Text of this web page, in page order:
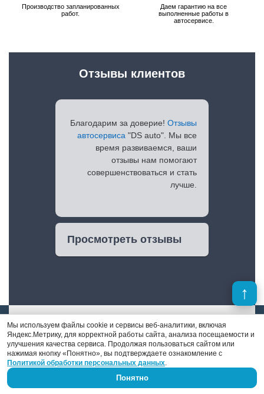
Производство запланированных
работ.
Даем гарантию на все
выполненные работы в
автосервисе.
Благодарим за доверие! Отзывы
автосервиса "DS auto". Мы все
время развиваемся, ваши
отзывы нам помогают
совершенствоваться и стать
лучше.
Просмотреть отзывы
Отзывы клиентов
Денис Поршнев
Мы используем файлы cookie и сервисы веб-аналитики, включая
Яндекс.Метрику, для корректной работы сайта, анализа посещаемости и
улучшения качества сервиса. Продолжая пользоваться сайтом или
нажимая кнопку «Понятно», вы подтверждаете ознакомление с
Политикой обработки персональных данных.
Понятно